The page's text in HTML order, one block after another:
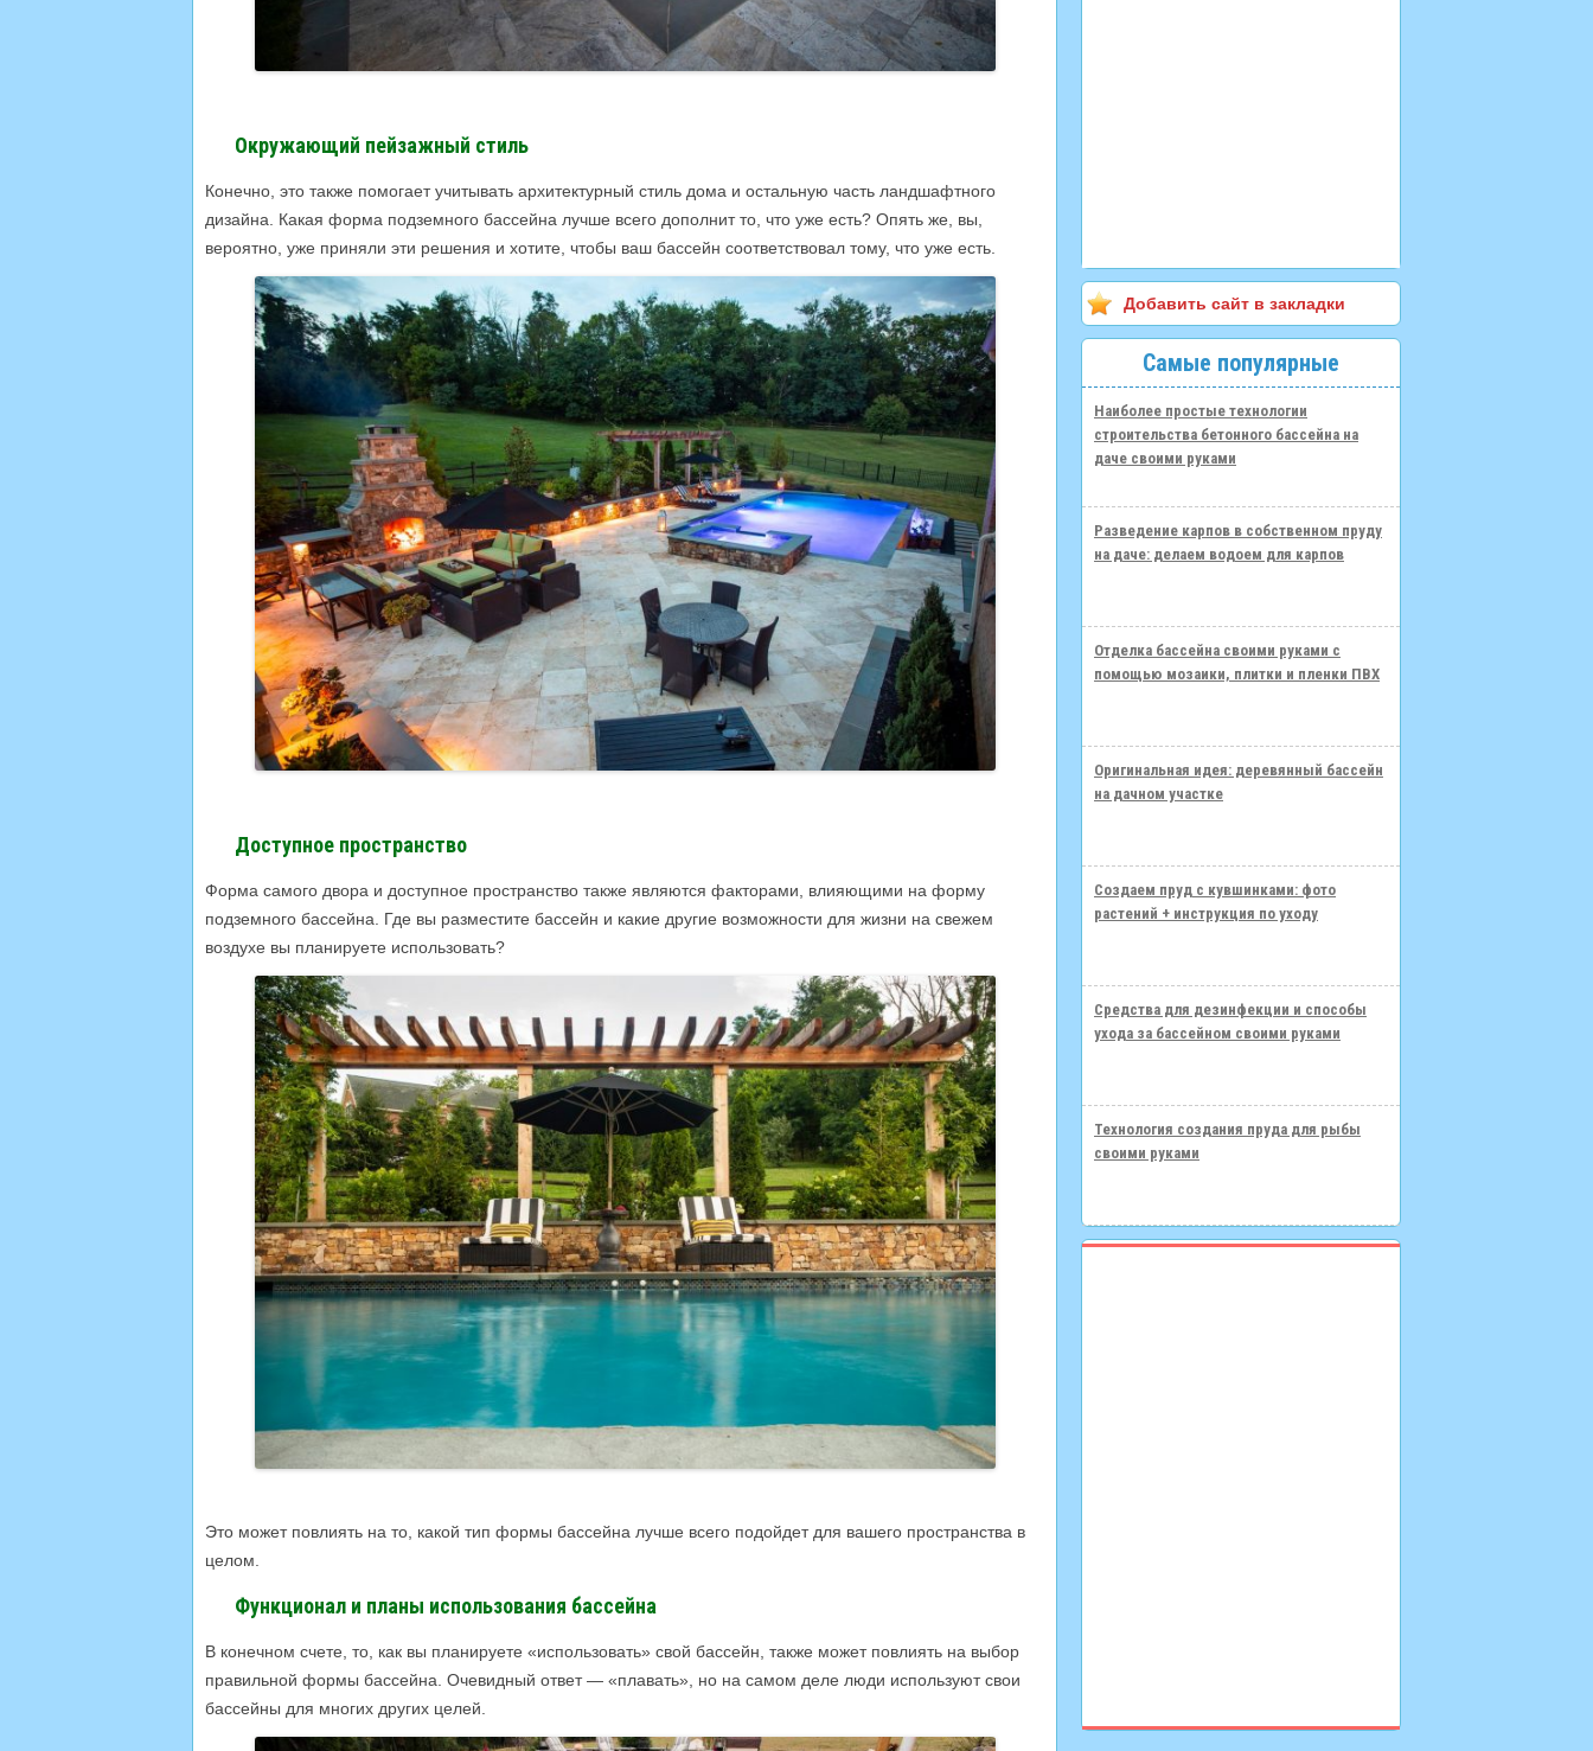
Окружающий пейзажный стиль
Конечно, это также помогает учитывать архитектурный стиль дома и остальную часть ландшафтного
дизайна. Какая форма подземного бассейна лучше всего дополнит то, что уже есть? Опять же, вы,
вероятно, уже приняли эти решения и хотите, чтобы ваш бассейн соответствовал тому, что уже есть.
Доступное пространство
Форма самого двора и доступное пространство также являются факторами, влияющими на форму
подземного бассейна. Где вы разместите бассейн и какие другие возможности для жизни на свежем
воздухе вы планируете использовать?
Это может повлиять на то, какой тип формы бассейна лучше всего подойдет для вашего пространства в
целом.
Функционал и планы использования бассейна
В конечном счете, то, как вы планируете «использовать» свой бассейн, также может повлиять на выбор
правильной формы бассейна. Очевидный ответ — «плавать», но на самом деле люди используют свои
бассейны для многих других целей.
Добавить сайт в закладки
Самые популярные
Наиболее простые технологии
строительства бетонного бассейна на
даче своими руками
Разведение карпов в собственном пруду
на даче: делаем водоем для карпов
Отделка бассейна своими руками с
помощью мозаики, плитки и пленки ПВХ
Оригинальная идея: деревянный бассейн
на дачном участке
Создаем пруд с кувшинками: фото
растений + инструкция по уходу
Средства для дезинфекции и способы
ухода за бассейном своими руками
Технология создания пруда для рыбы
своими руками